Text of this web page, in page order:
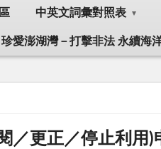
中英文詞彙對照表
珍愛澎湖灣－打擊非法 永續海
／更正／停止利用)